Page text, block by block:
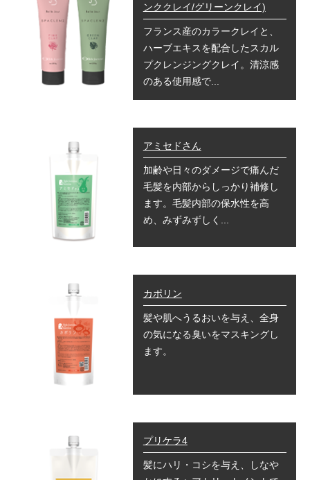
ンククレイ/グリーンクレイ)
フランス産のカラークレイと、
ハーブエキスを配合したスカル
プクレンジングクレイ。清涼感
のある使用感で...
アミセドさん
加齢や日々のダメージで痛んだ
毛髪を内部からしっかり補修し
ます。毛髪内部の保水性を高
め、みずみずしく...
カポリン
髪や肌へうるおいを与え、全身
の気になる臭いをマスキングし
ます。
プリケラ4
髪にハリ・コシを与え、しなや